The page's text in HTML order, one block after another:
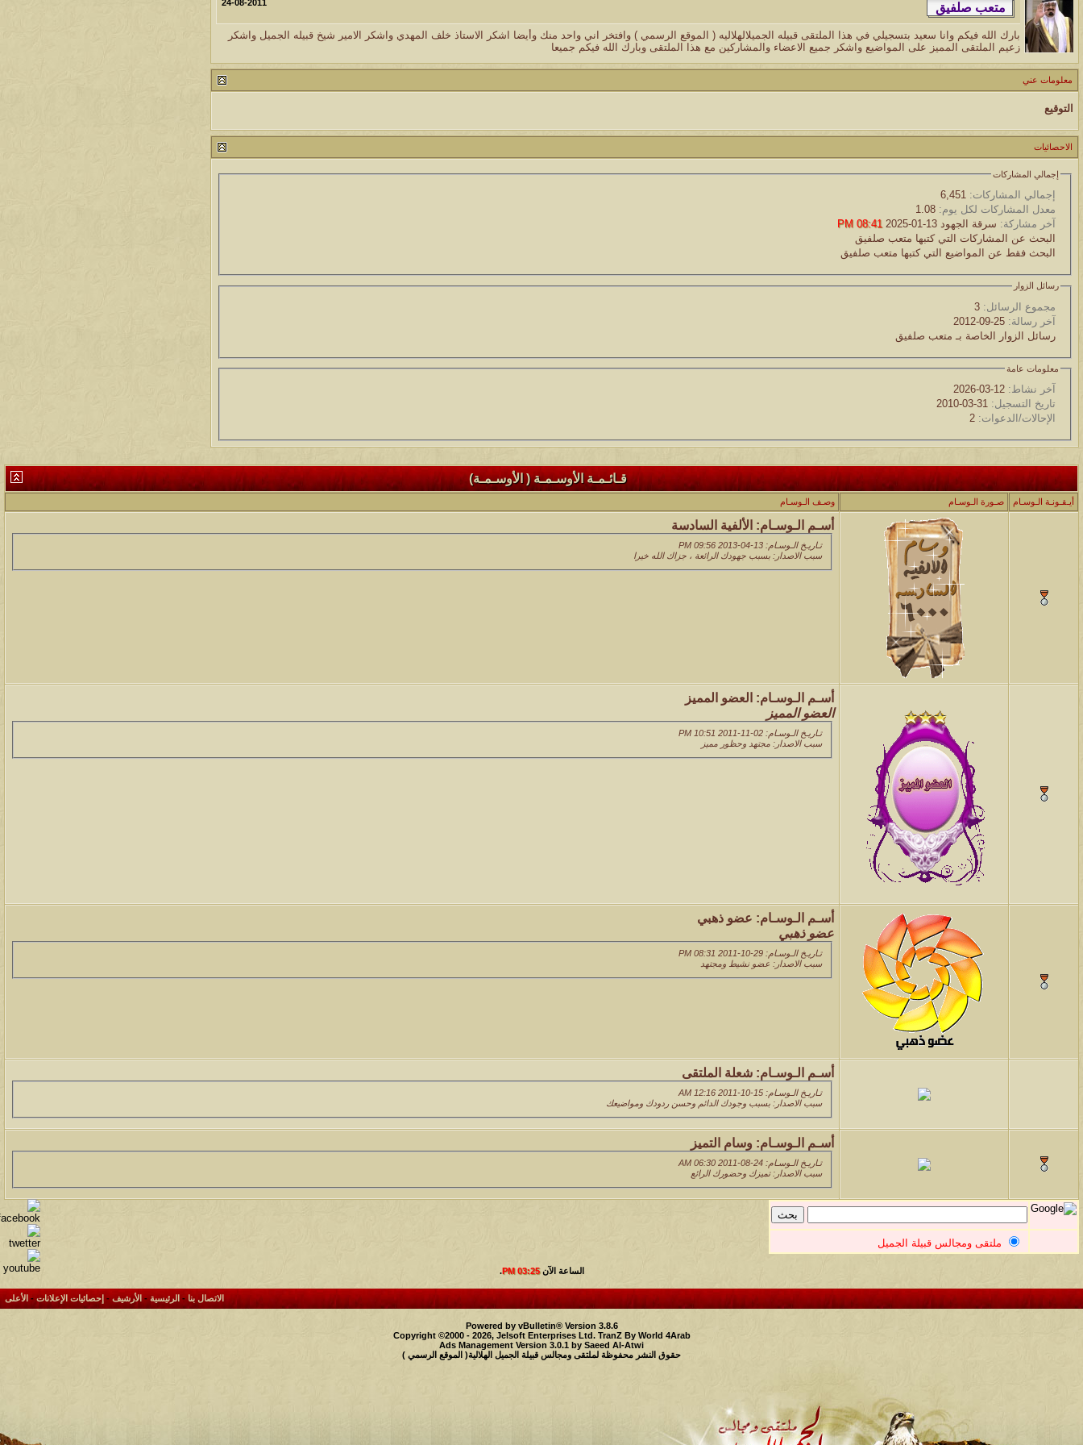
24-08-2011
بارك الله فيكم وانا سعيد بتسجيلي في هذا الملتقى قبيله الجميلالهلاليه ( الموقع الرسمي ) وافتخر اني واحد منك وأيضا اشكر الاستاذ خلف المهدي واشكر الامير شيخ قبيله الجميل واشكر
زعيم الملتقى المميز على المواضيع واشكر جميع الاعضاء والمشاركين مع هذا الملتقى وبارك الله فيكم جميعا
معلومات عني
التوقيع
الاحصائيات
إجمالي المشاركات
إجمالي المشاركات:
معدل المشاركات لكل يوم:
آخر مشاركة: سرقة الجهود
08:41 PM
البحث عن المشاركات التي كتبها متعب صلفيق
البحث فقط عن المواضيع التي كتبها متعب صلفيق
رسائل الزوار
مجموع الرسائل:
آخر رسالة:
رسائل الزوار الخاصة بـ متعب صلفيق
معلومات عامة
آخر نشاط:
تاريخ التسجيل:
الإحالات/الدعوات:
قـائـمـة الأوسـمـة ( الأوسـمـة)
أيـقـونـة الـوسـام صـورة الـوسـام وصـف الـوسـام
أسـم الـوسـام: الألفية السادسة
تـاريـخ الـوسـام: 13-04-2013 09:56 PM
سبب الاصدار: بسبب جهودك الرائعة ، جزاك الله خيرا
أسـم الـوسـام: العضو المميز
العضو المميز
تـاريـخ الـوسـام: 02-11-2011 10:51 PM
سبب الاصدار: مجتهد وحظور مميز
أسـم الـوسـام: عضو ذهبي
عضو ذهبي
تـاريـخ الـوسـام: 29-10-2011 08:31 PM
سبب الاصدار: عضو نشيط ومجتهد
أسـم الـوسـام: شعلة الملتقى
تـاريـخ الـوسـام: 15-10-2011 12:16 AM
سبب الاصدار: بسبب وجودك الدائم وحسن ردودك ومواضيعك
أسـم الـوسـام: وسام التميز
تـاريـخ الـوسـام: 24-08-2011 06:30 AM
سبب الاصدار: تميزك وحضورك الرائع
ملتقى ومجالس قبيلة الجميل
الساعة الآن03:25 PM
.
الاتصال بنا- الرئيسية- الأرشيف - إحصائيات الإعلانات- الأعلى
Powered by vBulletin® Version 3.8.6
Copyright ©2000 - 2026, Jelsoft Enterprises Ltd. TranZ By World 4Arab
Ads Management Version 3.0.1 by Saeed Al-Atwi
حقوق النشر محفوظة لملتقى ومجالس قبيلة الجميل الهلالية( الموقع الرسمي )